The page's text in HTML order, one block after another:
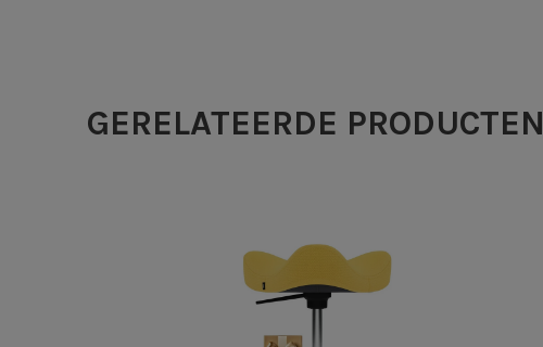
GERELATEERDE PRODUCTEN